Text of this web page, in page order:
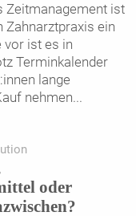
Zeitmanagement ist
Zahnarztpraxis ein
vor ist es in
Terminkalender
lange
nehmen...
oder